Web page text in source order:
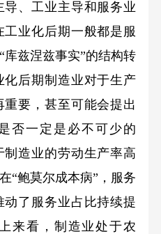
、工业主导和服务业
业化后期一般都是服
兹涅兹事实”的结构转
后期制造业对于生产
要，甚至可能会提出
否一定是必不可少的
造业的劳动生产率高
“鲍莫尔成本病”，服务
了服务业占比持续提
来看，制造业处于农